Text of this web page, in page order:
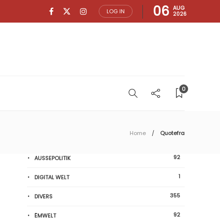
LOG IN 06 AUG
2026
0
Home Quotefra
AUSSEPOLITIK 92
DIGITAL WELT 1
DIVERS 355
ËMWELT 92